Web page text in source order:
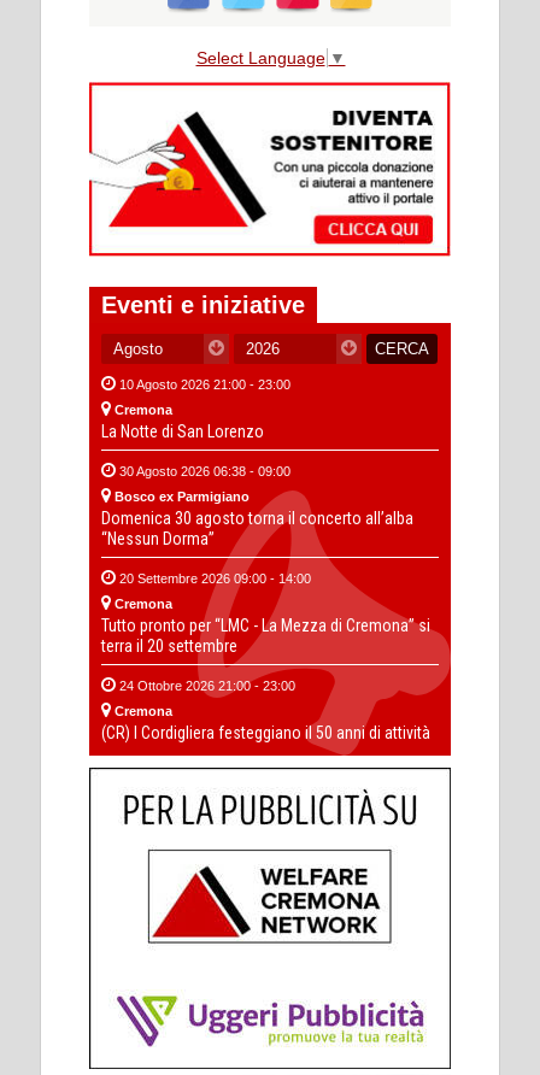
Select Language ▼
Eventi e iniziative
10 Agosto 2026 21:00 - 23:00
Cremona
La Notte di San Lorenzo
30 Agosto 2026 06:38 - 09:00
Bosco ex Parmigiano
Domenica 30 agosto torna il concerto all’alba
“Nessun Dorma”
20 Settembre 2026 09:00 - 14:00
Cremona
Tutto pronto per “LMC - La Mezza di Cremona” si
terra il 20 settembre
24 Ottobre 2026 21:00 - 23:00
Cremona
(CR) I Cordigliera festeggiano il 50 anni di attività